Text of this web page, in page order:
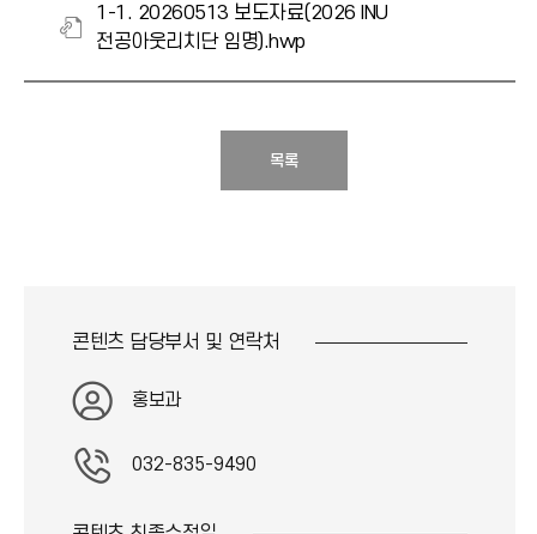
1-1. 20260513 보도자료(2026 INU
전공아웃리치단 임명).hwp
목록
콘텐츠 담당부서 및 연락처
홍보과
032-835-9490